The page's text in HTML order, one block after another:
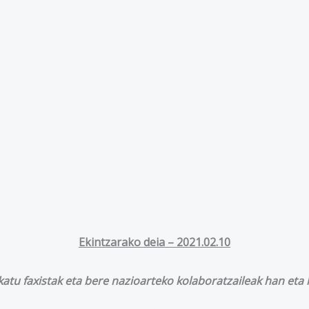
Ekintzarako deia – 2021.02.10
faxistak eta bere nazioarteko kolaboratzaileak han eta